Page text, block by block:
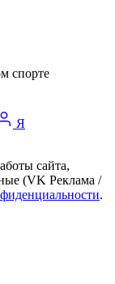
спорте
Я
сайта,
(VK Реклама /
.